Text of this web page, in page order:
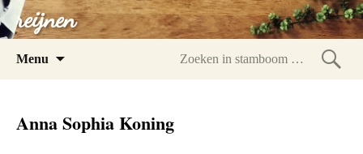
reijnen
Menu
Anna Sophia Koning